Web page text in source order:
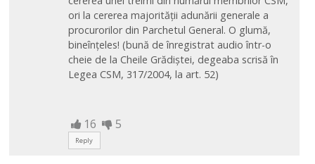
ori la cererea majorității adunării generale a
procurorilor din Parchetul General. O glumă,
bineînțeles! (bună de înregistrat audio într-o
cheie de la Cheile Grădiștei, degeaba scrisă în
Legea CSM, 317/2004, la art. 52)
16 5
Reply